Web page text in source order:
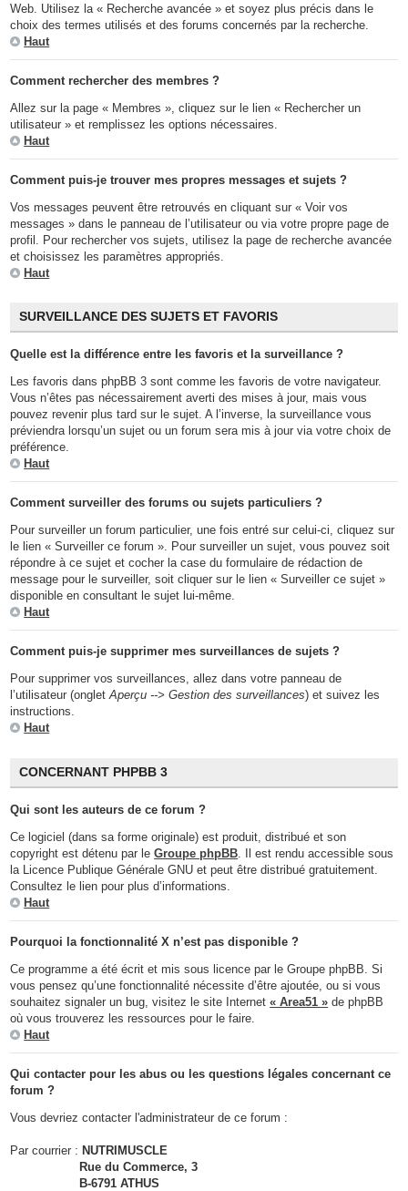
Web. Utilisez la « Recherche avancée » et soyez plus précis dans le
choix des termes utilisés et des forums concernés par la recherche.
Haut
Comment rechercher des membres ?
Allez sur la page « Membres », cliquez sur le lien « Rechercher un
utilisateur » et remplissez les options nécessaires.
Haut
Comment puis-je trouver mes propres messages et sujets ?
Vos messages peuvent être retrouvés en cliquant sur « Voir vos
messages » dans le panneau de l’utilisateur ou via votre propre page de
profil. Pour rechercher vos sujets, utilisez la page de recherche avancée
et choisissez les paramètres appropriés.
Haut
SURVEILLANCE DES SUJETS ET FAVORIS
Quelle est la différence entre les favoris et la surveillance ?
Les favoris dans phpBB 3 sont comme les favoris de votre navigateur.
Vous n’êtes pas nécessairement averti des mises à jour, mais vous
pouvez revenir plus tard sur le sujet. A l’inverse, la surveillance vous
préviendra lorsqu’un sujet ou un forum sera mis à jour via votre choix de
préférence.
Haut
Comment surveiller des forums ou sujets particuliers ?
Pour surveiller un forum particulier, une fois entré sur celui-ci, cliquez sur
le lien « Surveiller ce forum ». Pour surveiller un sujet, vous pouvez soit
répondre à ce sujet et cocher la case du formulaire de rédaction de
message pour le surveiller, soit cliquer sur le lien « Surveiller ce sujet »
disponible en consultant le sujet lui-même.
Haut
Comment puis-je supprimer mes surveillances de sujets ?
Pour supprimer vos surveillances, allez dans votre panneau de
l’utilisateur (ongletAperçu --> Gestion des surveillances) et suivez les
instructions.
Haut
CONCERNANT PHPBB 3
Qui sont les auteurs de ce forum ?
Ce logiciel (dans sa forme originale) est produit, distribué et son
copyright est détenu par leGroupe phpBB . Il est rendu accessible sous
la Licence Publique Générale GNU et peut être distribué gratuitement.
Consultez le lien pour plus d’informations.
Haut
Pourquoi la fonctionnalité X n’est pas disponible ?
Ce programme a été écrit et mis sous licence par le Groupe phpBB. Si
vous pensez qu’une fonctionnalité nécessite d’être ajoutée, ou si vous
souhaitez signaler un bug, visitez le site Internet« Area51 » de phpBB
où vous trouverez les ressources pour le faire.
Haut
Qui contacter pour les abus ou les questions légales concernant ce
forum ?
Vous devriez contacter l'administrateur de ce forum :
Par courrier : NUTRIMUSCLE
Rue du Commerce, 3
B-6791 ATHUS